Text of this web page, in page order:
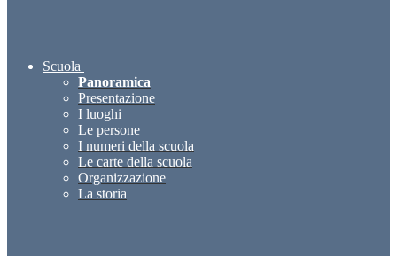
Scuola
Panoramica
Presentazione
I luoghi
Le persone
I numeri della scuola
Le carte della scuola
Organizzazione
La storia